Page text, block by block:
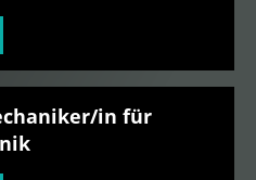
in für